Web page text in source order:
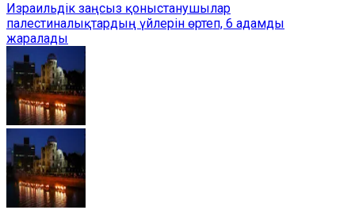
Израильдік заңсыз қоныстанушылар
палестиналықтардың үйлерін өртеп, 6 адамды
жаралады